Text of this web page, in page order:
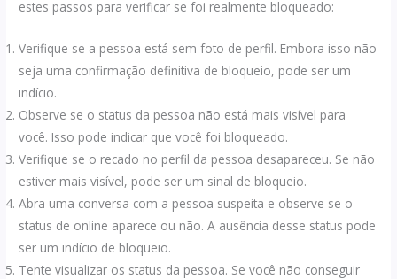
estes passos para verificar se foi realmente bloqueado:
Verifique se a pessoa está sem foto de perfil. Embora isso não
seja uma confirmação definitiva de bloqueio, pode ser um
indício.
Observe se o status da pessoa não está mais visível para
você. Isso pode indicar que você foi bloqueado.
Verifique se o recado no perfil da pessoa desapareceu. Se não
estiver mais visível, pode ser um sinal de bloqueio.
Abra uma conversa com a pessoa suspeita e observe se o
status de online aparece ou não. A ausência desse status pode
ser um indício de bloqueio.
Tente visualizar os status da pessoa. Se você não conseguir